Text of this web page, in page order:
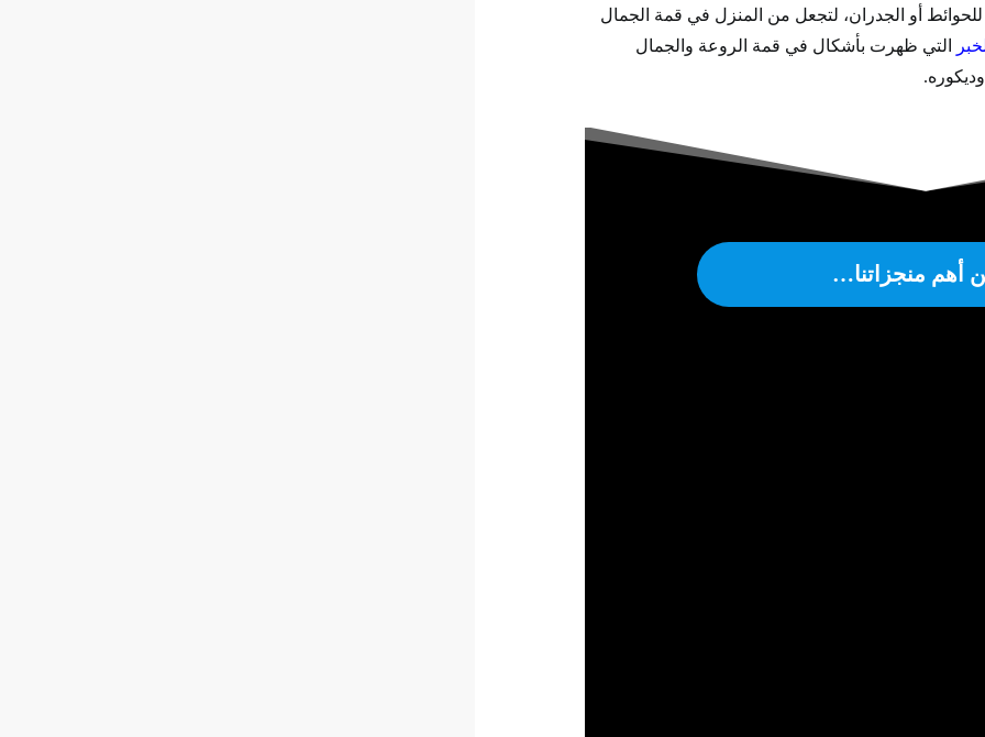
للحوائط أو الجدران، لتجعل من المنزل في قمة الجمال
التي ظهرت بأشكال في قمة الروعة والجمال
أهم منجزاتنا…